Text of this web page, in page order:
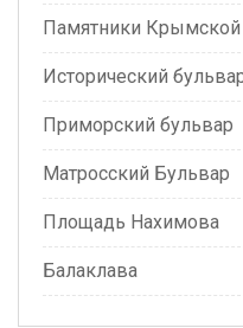
Памятники
Исторический
Приморский бульвар
Матросский Бульвар
Площадь Нахимова
Балаклава